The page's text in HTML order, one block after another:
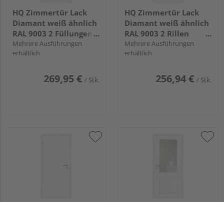
HQ Zimmertür Lack
Diamant weiß ähnlich
RAL 9003 2 Füllungen
TG Röhrenspan KK1
Mehrere Ausführungen
erhältlich
269,95 € / Stk.
HQ Zimmertür Lack
Diamant weiß ähnlich
RAL 9003 2 Rillen
Röhrenspan KK1
Mehrere Ausführungen
erhältlich
256,94 € / Stk.